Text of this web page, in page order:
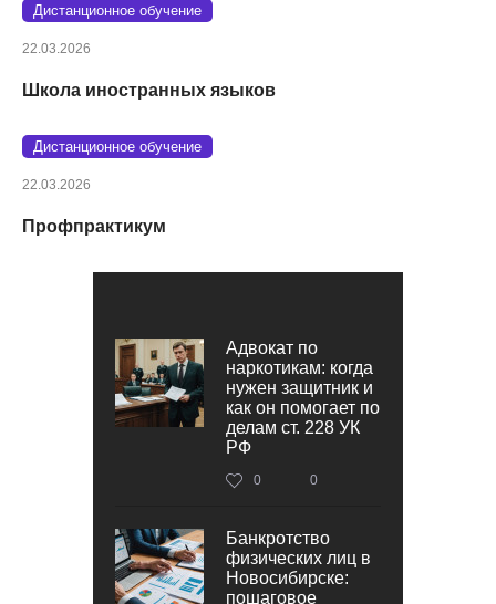
Дистанционное обучение
22.03.2026
Школа иностранных языков
Дистанционное обучение
22.03.2026
Профпрактикум
Адвокат по
наркотикам: когда
нужен защитник и
как он помогает по
делам ст. 228 УК
РФ
0 0
Банкротство
физических лиц в
Новосибирске:
пошаговое